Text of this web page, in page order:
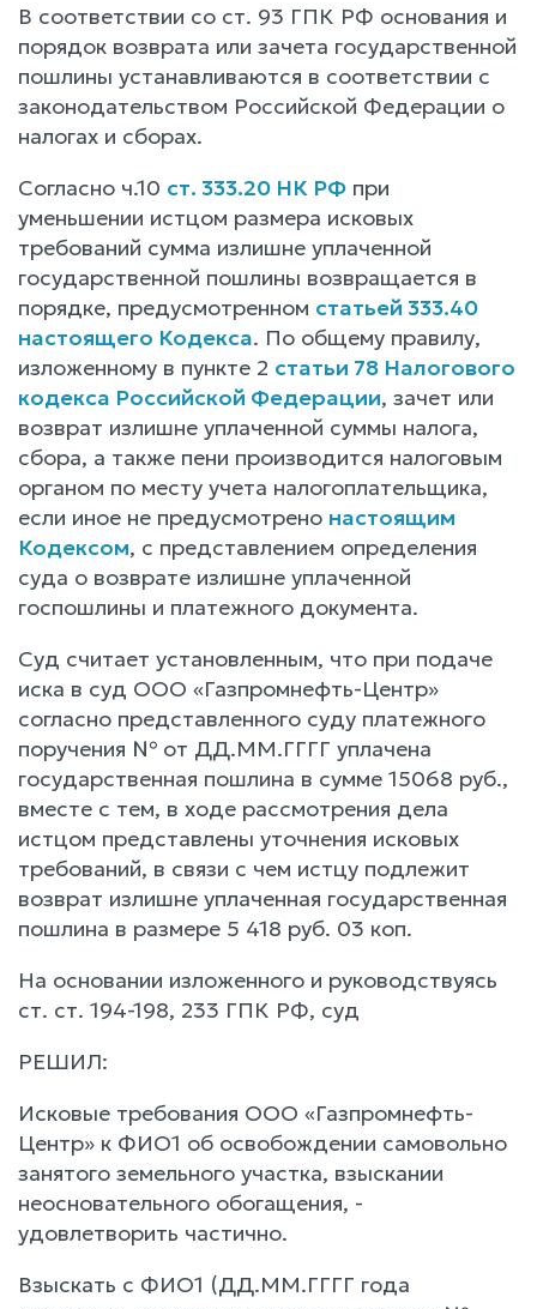
В соответствии со ст. 93 ГПК РФ основания и
порядок возврата или зачета государственной
пошлины устанавливаются в соответствии с
законодательством Российской Федерации о
налогах и сборах.
Согласно ч.10 ст. 333.20 НК РФ при
уменьшении истцом размера исковых
требований сумма излишне уплаченной
государственной пошлины возвращается в
порядке, предусмотренном статьей 333.40
настоящего Кодекса. По общему правилу,
изложенному в пункте 2 статьи 78 Налогового
кодекса Российской Федерации, зачет или
возврат излишне уплаченной суммы налога,
сбора, а также пени производится налоговым
органом по месту учета налогоплательщика,
если иное не предусмотрено настоящим
Кодексом, с представлением определения
суда о возврате излишне уплаченной
госпошлины и платежного документа.
Суд считает установленным, что при подаче
иска в суд ООО «Газпромнефть-Центр»
согласно представленного суду платежного
поручения № от ДД.ММ.ГГГГ уплачена
государственная пошлина в сумме 15068 руб.,
вместе с тем, в ходе рассмотрения дела
истцом представлены уточнения исковых
требований, в связи с чем истцу подлежит
возврат излишне уплаченная государственная
пошлина в размере 5 418 руб. 03 коп.
На основании изложенного и руководствуясь
ст. ст. 194-198, 233 ГПК РФ, суд
РЕШИЛ:
Исковые требования ООО «Газпромнефть-
Центр» к ФИО1 об освобождении самовольно
занятого земельного участка, взыскании
неосновательного обогащения, -
удовлетворить частично.
Взыскать с ФИО1 (ДД.ММ.ГГГГ года